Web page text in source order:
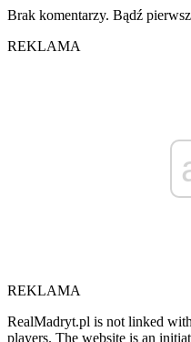
Brak komentarzy. Bądź
REKLAMA
REKLAMA
RealMadryt.pl is not linked
players. The website is an